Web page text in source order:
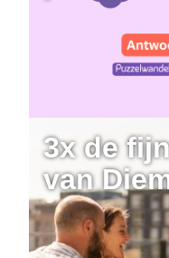
3x de
van